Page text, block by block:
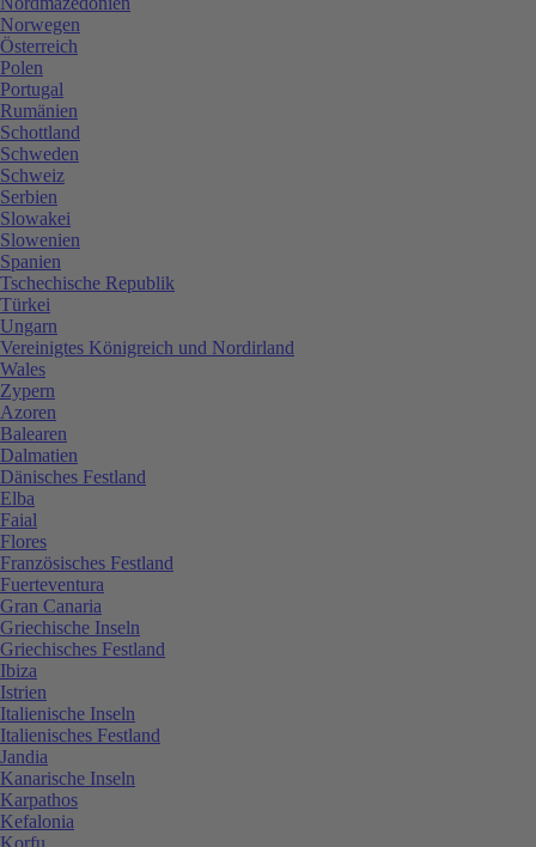
Norwegen
Österreich
Polen
Portugal
Rumänien
Schottland
Schweden
Schweiz
Serbien
Slowakei
Slowenien
Spanien
Tschechische Republik
Türkei
Ungarn
Vereinigtes Königreich und Nordirland
Wales
Zypern
Azoren
Balearen
Dalmatien
Dänisches Festland
Elba
Faial
Flores
Französisches Festland
Fuerteventura
Gran Canaria
Griechische Inseln
Griechisches Festland
Ibiza
Istrien
Italienische Inseln
Italienisches Festland
Jandia
Kanarische Inseln
Karpathos
Kefalonia
Korfu